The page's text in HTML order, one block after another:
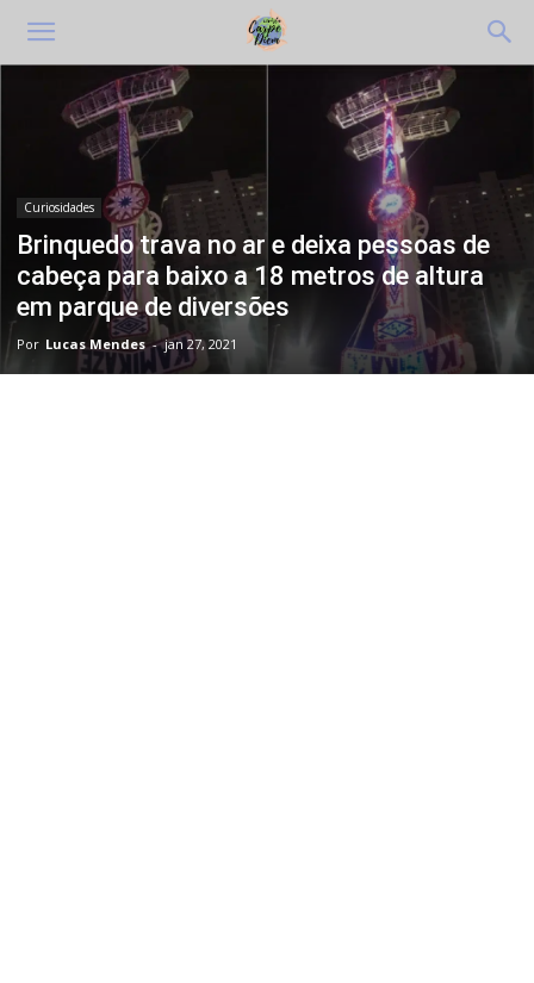
Curiosidades
Brinquedo trava no ar e deixa pessoas de
cabeça para baixo a 18 metros de altura
em parque de diversões
Por Lucas Mendes - jan 27, 2021